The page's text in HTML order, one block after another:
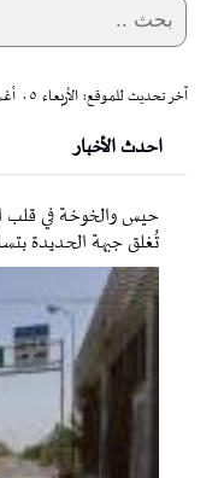
آخر تحديث للموقع: الأربعاء ٠٥ أغسطس ٢٠٢٦
احدث الأخبار
حيس والخوخة في قلب
تُغلق جبهة الحديدة